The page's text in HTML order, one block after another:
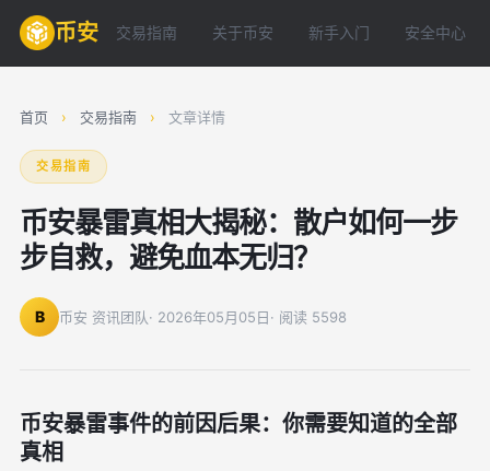
币安 交易指南 关于币安 新手入门 安全中心
首页 › 交易指南 › 文章详情
交易指南
币安暴雷真相大揭秘：散户如何一步
步自救，避免血本无归？
B 币安 资讯团队· 2026年05月05日· 阅读 5598
币安暴雷事件的前因后果：你需要知道的全部
真相